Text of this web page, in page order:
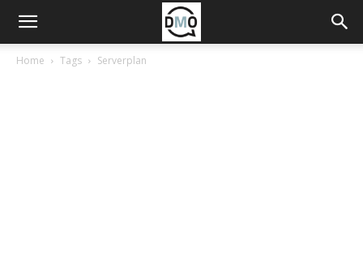
Home Tags Serverplan